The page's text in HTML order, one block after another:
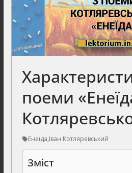
поеми
Енеїда,Іван Котляревський
Зміст